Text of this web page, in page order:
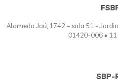
Alameda Jaú, 1742 – sala 51 -
01420-006 •
SBP-